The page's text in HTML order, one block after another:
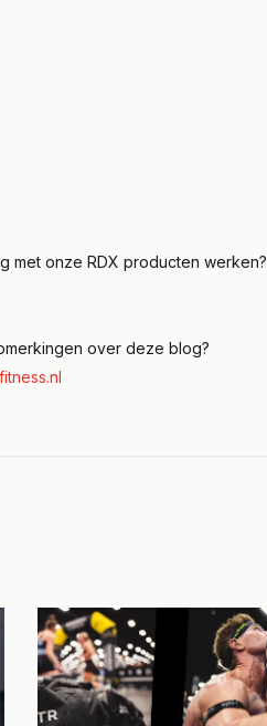
met onze RDX producten werken?
over deze blog?